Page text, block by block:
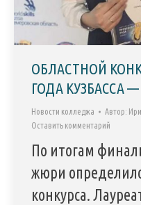
ОБЛАСТНОЙ
ГОДА КУЗБАССА —
Новости колледжа Автор:
Оставить комментарий
По итогам
жюри
конкурса.